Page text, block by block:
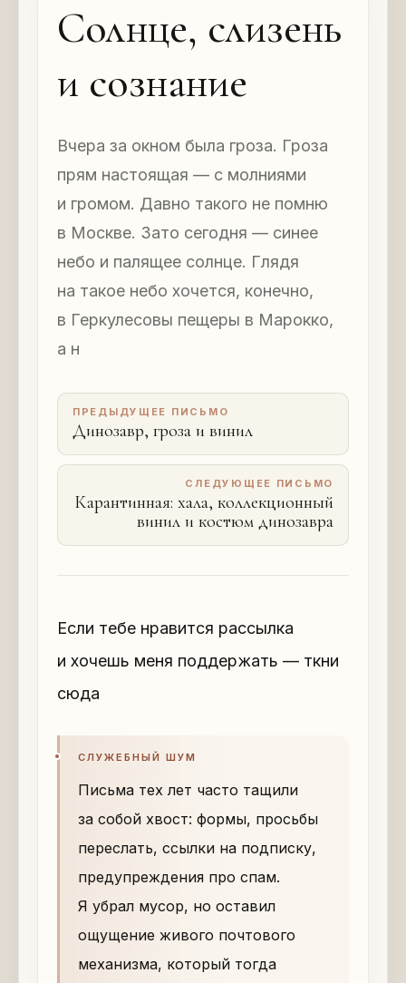
Солнце, слизень
и сознание
Вчера за окном была гроза. Гроза
прям настоящая — с молниями
и громом. Давно такого не помню
в Москве. Зато сегодня — синее
небо и палящее солнце. Глядя
на такое небо хочется, конечно,
в Геркулесовы пещеры в Марокко,
а н
ПРЕДЫДУЩЕЕ ПИСЬМО
Динозавр, гроза и винил
СЛЕДУЮЩЕЕ ПИСЬМО
Карантинная: хала, коллекционный
винил и костюм динозавра
Если тебе нравится рассылка
и хочешь меня поддержать — ткни
сюда
СЛУЖЕБНЫЙ ШУМ
Письма тех лет часто тащили
за собой хвост: формы, просьбы
переслать, ссылки на подписку,
предупреждения про спам.
Я убрал мусор, но оставил
ощущение живого почтового
механизма, который тогда